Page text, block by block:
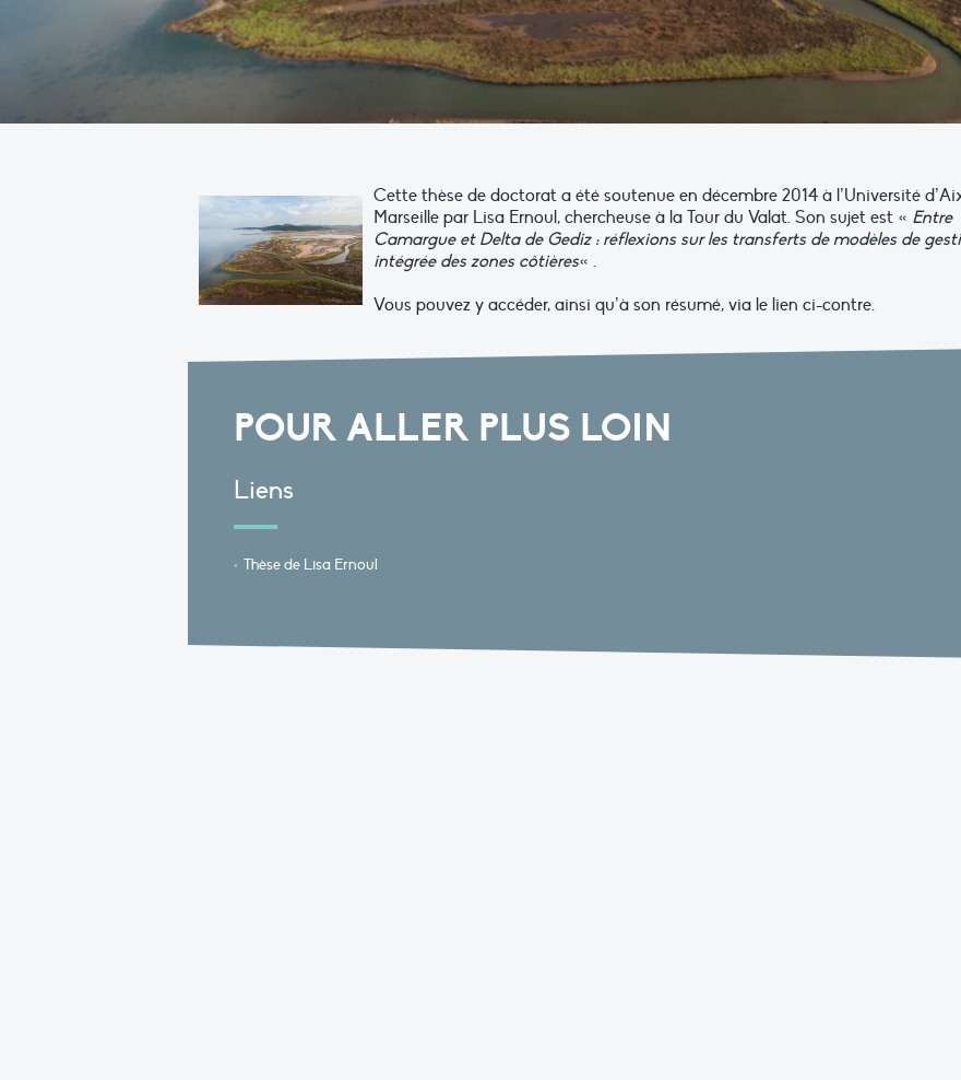
Cette thèse de doctorat a été soutenue en décembre 2014 à l’Université
Marseille par Lisa Ernoul, chercheuse à la Tour du Valat. Son sujet est « Entre
Camargue et Delta de Gediz : réflexions sur les transferts de modèles de
intégrée des zones côtières« .
Vous pouvez y accéder, ainsi qu’à son résumé, via le lien ci-contre.
POUR ALLER PLUS LOIN
Liens
Thèse de Lisa Ernoul